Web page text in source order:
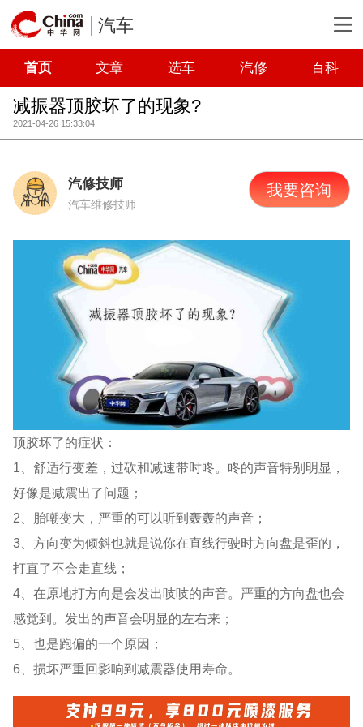
汽车
首页 文章 选车 汽修 百科
减振器顶胶坏了的现象?
2021-04-26 15:33:04
汽修技师
汽车维修技师
我要咨询
顶胶坏了的症状：
1、舒适行变差，过砍和减速带时咚。咚的声音特别明显，
好像是减震出了问题；
2、胎嘲变大，严重的可以听到轰轰的声音；
3、方向变为倾斜也就是说你在直线行驶时方向盘是歪的，
打直了不会走直线；
4、在原地打方向是会发出吱吱的声音。严重的方向盘也会
感觉到。发出的声音会明显的左右来；
5、也是跑偏的一个原因；
6、损坏严重回影响到减震器使用寿命。